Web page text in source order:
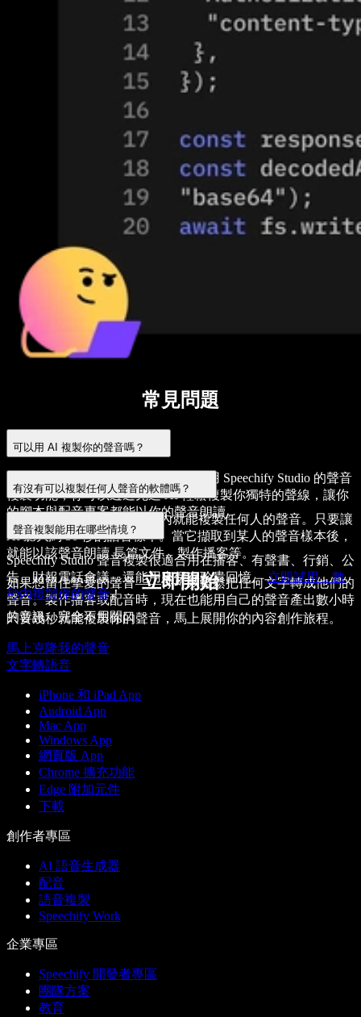
常見問題
可以用 AI 複製你的聲音嗎？
。使用 Speechify Studio 的聲音
複製功能，你可以透過先進 AI 輕鬆複製你獨特的聲線，讓你
的腳本與配音專案都能以你的聲音朗讀。
有沒有可以複製任何人聲音的軟體嗎？
幾秒內就能複製任何人的聲音。只要讓
AI 聽大約 30 秒的語音樣本。當它擷取到某人的聲音樣本後，
就能以該聲音朗讀長篇文件、製作播客等。
如果想留住摯愛的聲音——你可以輕鬆把任何文字轉成他們的
聲音。製作播客或配音時，現在也能用自己的聲音產出數小時
的音訊，完全不用開口。
聲音複製能用在哪些情境？
Speechify Studio 聲音複製很適合用在播客、有聲書、行銷、公
告、財報電話會議，還能用來保存珍貴回憶。立即試用，數
秒內複製你的聲音！
立即開始
只要幾秒就能複製你的聲音，馬上展開你的內容創作旅程。
馬上克隆我的聲音
文字轉語音
iPhone 和 iPad App
Android App
Mac App
Windows App
網頁版 App
Chrome 擴充功能
Edge 附加元件
下載
創作者專區
AI 語音生成器
配音
語音複製
Speechify Work
企業專區
Speechify 開發者專區
團隊方案
教育